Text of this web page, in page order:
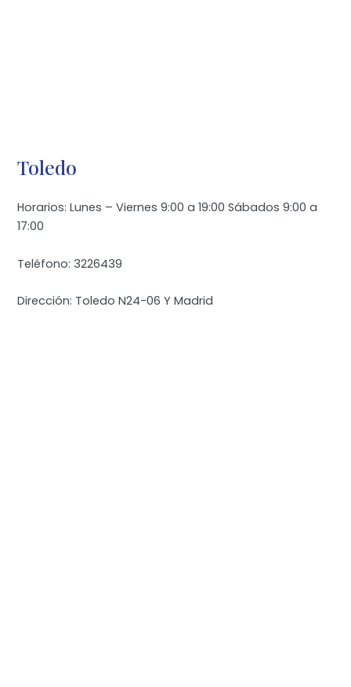
Toledo
Horarios: Lunes – Viernes 9:00 a 19:00 Sábados 9:00 a
17:00
Teléfono: 3226439
Dirección: Toledo N24-06 Y Madrid